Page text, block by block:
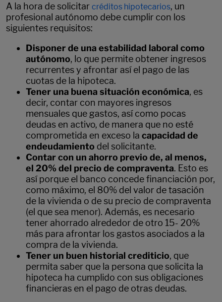
A la hora de solicitar créditos hipotecarios, un
profesional autónomo debe cumplir con los
siguientes requisitos:
Disponer de una estabilidad laboral como
autónomo, lo que permite obtener ingresos
recurrentes y afrontar así el pago de las
cuotas de la hipoteca.
Tener una buena situación económica, es
decir, contar con mayores ingresos
mensuales que gastos, así como pocas
deudas en activo, de manera que no esté
comprometida en exceso la capacidad de
endeudamiento del solicitante.
Contar con un ahorro previo de, al menos,
el 20% del precio de compraventa. Esto es
así porque el banco concede financiación por,
como máximo, el 80% del valor de tasación
de la vivienda o de su precio de compraventa
(el que sea menor). Además, es necesario
tener ahorrado alrededor de otro 15- 20%
más para afrontar los gastos asociados a la
compra de la vivienda.
Tener un buen historial crediticio, que
permita saber que la persona que solicita la
hipoteca ha cumplido con sus obligaciones
financieras en el pago de otras deudas.